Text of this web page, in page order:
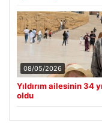
08/05/2026
Yıldırım ailesinin 34
oldu